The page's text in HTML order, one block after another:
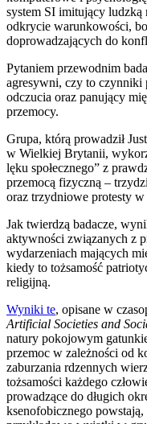
system SI imitujący
odkrycie warunkowości,
doprowadzających do
Pytaniem przewodnim
agresywni, czy to czynniki
odczucia oraz panujący
przemocy.
Grupa, którą prowadził
w Wielkiej Brytanii,
lęku społecznego” z
przemocą fizyczną –
oraz trzydniowe protesty
Jak twierdzą badacze,
aktywności związanych z
wydarzeniach mających
kiedy to tożsamość
religijną.
Wyniki te, opisane w
Artificial Societies and
natury pokojowym
przemoc w zależności od
zaburzania rdzennych
tożsamości każdego
prowadzące do długich
ksenofobicznego powstają,